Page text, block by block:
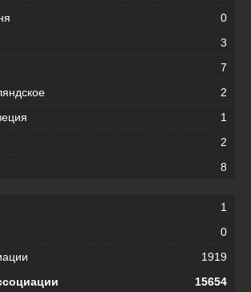
0
3
7
2
1
2
8
1
0
1919
15654